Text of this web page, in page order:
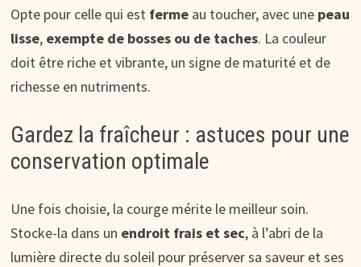
Opte pour celle qui est ferme au toucher, avec unepeau
lisse, exempte de bosses ou de taches. La couleur
doit être riche et vibrante, un signe de maturité et de
richesse en nutriments.
Gardez la fraîcheur : astuces pour une
conservation optimale
Une fois choisie, la courge mérite le meilleur soin.
Stocke-la dans un endroit frais et sec, à l’abri de la
lumière directe du soleil pour préserver sa saveur et ses